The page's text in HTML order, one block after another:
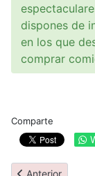
dispones de
en los que
comprar
Comparte
Artículo anterior:
Anterior